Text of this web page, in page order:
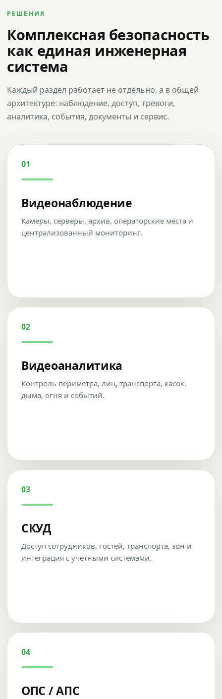
РЕШЕНИЯ
Комплексная безопасность
как единая инженерная
система
Каждый раздел работает не отдельно, а в общей
архитектуре: наблюдение, доступ, тревоги,
аналитика, события, документы и сервис.
01
Видеонаблюдение
Камеры, серверы, архив, операторские места и
централизованный мониторинг.
02
Видеоаналитика
Контроль периметра, лиц, транспорта, касок,
дыма, огня и событий.
03
СКУД
Доступ сотрудников, гостей, транспорта, зон и
интеграция с учетными системами.
04
ОПС / АПС